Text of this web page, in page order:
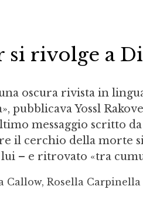
si rivolge a
oscura rivista in
pubblicava Yossl
messaggio scritto
il cerchio della morte
– e ritrovato «tra
Callow, Rosella